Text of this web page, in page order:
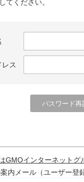
てください。
レス
GMOインターネットグ
内メール（ユーザー登